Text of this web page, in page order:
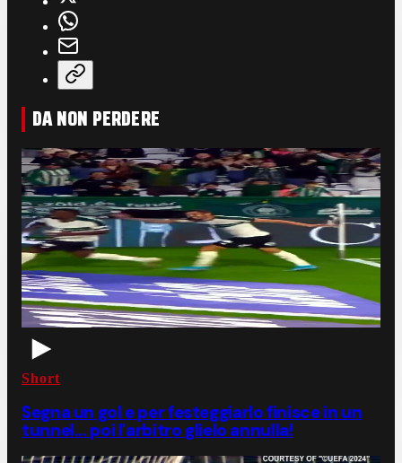
DA NON PERDERE
Short
Segna un gol e per festeggiarlo finisce in un
tunnel... poi l'arbitro glielo annulla!